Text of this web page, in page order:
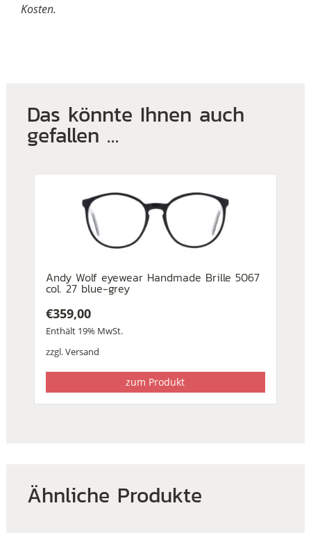
Kosten.
Das könnte Ihnen auch
gefallen …
Andy Wolf eyewear Handmade Brille 5067
col. 27 blue-grey
€359,00
Enthält 19% MwSt.
zzgl.Versand
zum Produkt
Ähnliche Produkte